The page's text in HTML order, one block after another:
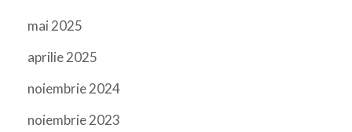
mai 2025
aprilie 2025
noiembrie 2024
noiembrie 2023